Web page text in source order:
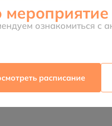
мероприятие
ознакомиться с
расписание